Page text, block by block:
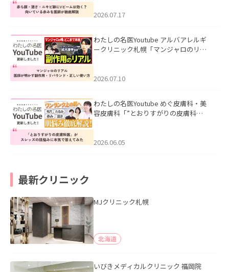
した。
2026.07.17
わたしの名医Youtube アルバアレルギ
ークリニック札幌「マンジャロのリア
た。
2026.07.10
わたしの名医Youtube めぐ皮膚科・美
容皮膚科「”とおりすがりの皮膚科
2026.06.05
最新クリニック
MJクリニック札幌
北海道
いびきメディカルクリニック 福岡院